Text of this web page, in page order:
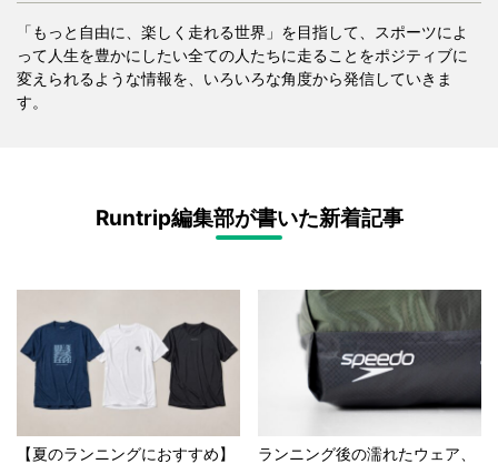
「もっと自由に、楽しく走れる世界」を目指して、スポーツによ
って人生を豊かにしたい全ての人たちに走ることをポジティブに
変えられるような情報を、いろいろな角度から発信していきま
す。
Runtrip編集部が書いた新着記事
【夏のランニングにおすすめ】
ランニング後の濡れたウェア、